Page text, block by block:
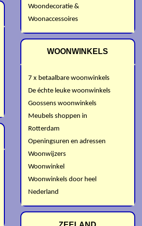
Woondecoratie &
Woonaccessoires
WOONWINKELS
7 x betaalbare woonwinkels
De échte leuke woonwinkels
Goossens woonwinkels
Meubels shoppen in
Rotterdam
Openingsuren en adressen
Woonwijzers
Woonwinkel
Woonwinkels door heel
Nederland